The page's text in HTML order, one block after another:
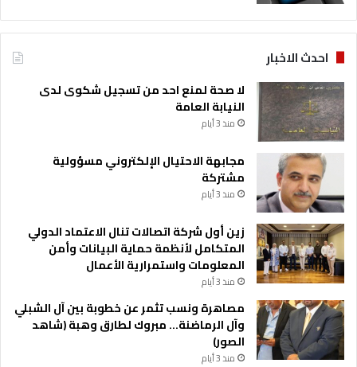
احدث الاخبار
لا صحة لمنع احد من تسجيل شكوى لدى
النيابة العامة
منذ 3 أيام
مجابهة الاحتيال الإلكتروني مسؤولية
مشتركة
منذ 3 أيام
زين أول شركة اتصالات تنال الاعتماد الدولي
المتكامل لأنظمة حماية البيانات وأمن
المعلومات واستمرارية الأعمال
منذ 3 أيام
مصاهرة ونسب تثمر عن خطوبة بين آل الشبلي
وآل الرماضنة… مبروك لطارق وهبة (شاهد
الصور)
منذ 3 أيام